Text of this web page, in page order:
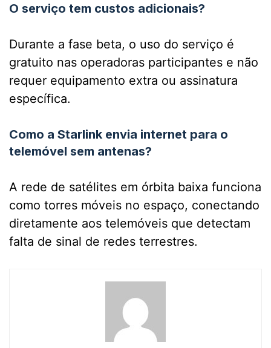
O serviço tem custos adicionais?
Durante a fase beta, o uso do serviço é
gratuito nas operadoras participantes e não
requer equipamento extra ou assinatura
específica.
Como a Starlink envia internet para o
telemóvel sem antenas?
A rede de satélites em órbita baixa funciona
como torres móveis no espaço, conectando
diretamente aos telemóveis que detectam
falta de sinal de redes terrestres.